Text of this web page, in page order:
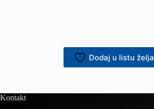
Dodaj u listu želja
Kontakt